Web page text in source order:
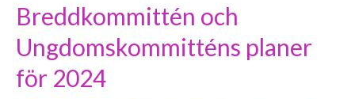
Breddkommittén och
Ungdomskommitténs planer
för 2024